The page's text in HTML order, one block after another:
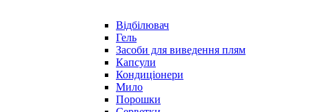
Відбілювач
Гель
Засоби для виведення плям
Капсули
Кондиціонери
Мило
Порошки